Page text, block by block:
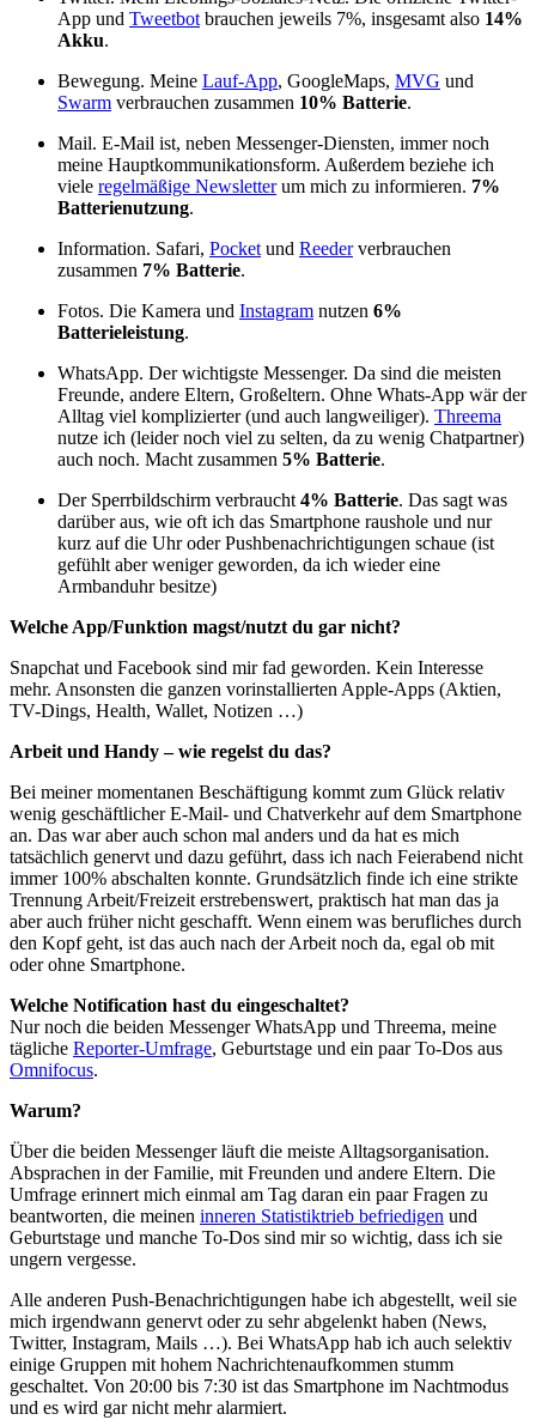
App und Tweetbot brauchen jeweils 7%, insgesamt also 14%
Akku.
Bewegung. Meine Lauf-App, GoogleMaps, MVG und
Swarm verbrauchen zusammen 10% Batterie.
Mail. E-Mail ist, neben Messenger-Diensten, immer noch
meine Hauptkommunikationsform. Außerdem beziehe ich
viele regelmäßige Newsletterum mich zu informieren. 7%
Batterienutzung.
Information. Safari, Pocket und Reederverbrauchen
zusammen 7% Batterie.
Fotos. Die Kamera und Instagram nutzen 6%
Batterieleistung.
WhatsApp. Der wichtigste Messenger. Da sind die meisten
Freunde, andere Eltern, Großeltern. Ohne Whats-App wär der
Alltag viel komplizierter (und auch langweiliger). Threema
nutze ich (leider noch viel zu selten, da zu wenig Chatpartner)
auch noch. Macht zusammen 5% Batterie.
Der Sperrbildschirm verbraucht 4% Batterie. Das sagt was
darüber aus, wie oft ich das Smartphone raushole und nur
kurz auf die Uhr oder Pushbenachrichtigungen schaue (ist
gefühlt aber weniger geworden, da ich wieder eine
Armbanduhr besitze)
Welche App/Funktion magst/nutzt du gar nicht?
Snapchat und Facebook sind mir fad geworden. Kein Interesse
mehr. Ansonsten die ganzen vorinstallierten Apple-Apps (Aktien,
TV-Dings, Health, Wallet, Notizen …)
Arbeit und Handy – wie regelst du das?
Bei meiner momentanen Beschäftigung kommt zum Glück relativ
wenig geschäftlicher E-Mail- und Chatverkehr auf dem Smartphone
an. Das war aber auch schon mal anders und da hat es mich
tatsächlich genervt und dazu geführt, dass ich nach Feierabend nicht
immer 100% abschalten konnte. Grundsätzlich finde ich eine strikte
Trennung Arbeit/Freizeit erstrebenswert, praktisch hat man das ja
aber auch früher nicht geschafft. Wenn einem was berufliches durch
den Kopf geht, ist das auch nach der Arbeit noch da, egal ob mit
oder ohne Smartphone.
Welche Notification hast du eingeschaltet?
Nur noch die beiden Messenger WhatsApp und Threema, meine
tägliche Reporter-Umfrage, Geburtstage und ein paar To-Dos aus
Omnifocus.
Warum?
Über die beiden Messenger läuft die meiste Alltagsorganisation.
Absprachen in der Familie, mit Freunden und andere Eltern. Die
Umfrage erinnert mich einmal am Tag daran ein paar Fragen zu
beantworten, die meinen inneren Statistiktrieb befriedigen und
Geburtstage und manche To-Dos sind mir so wichtig, dass ich sie
ungern vergesse.
Alle anderen Push-Benachrichtigungen habe ich abgestellt, weil sie
mich irgendwann genervt oder zu sehr abgelenkt haben (News,
Twitter, Instagram, Mails …). Bei WhatsApp hab ich auch selektiv
einige Gruppen mit hohem Nachrichtenaufkommen stumm
geschaltet. Von 20:00 bis 7:30 ist das Smartphone im Nachtmodus
und es wird gar nicht mehr alarmiert.